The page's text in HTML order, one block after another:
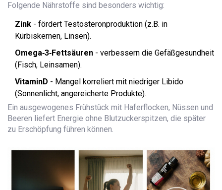
Folgende Nährstoffe sind besonders wichtig:
Zink - fördert Testosteronproduktion (z.B. in
Kürbiskernen, Linsen).
Omega‑3‑Fettsäuren - verbessern die Gefäßgesundheit
(Fisch, Leinsamen).
VitaminD - Mangel korreliert mit niedriger Libido
(Sonnenlicht, angereicherte Produkte).
Ein ausgewogenes Frühstück mit Haferflocken, Nüssen und
Beeren liefert Energie ohne Blutzuckerspitzen, die später
zu Erschöpfung führen können.